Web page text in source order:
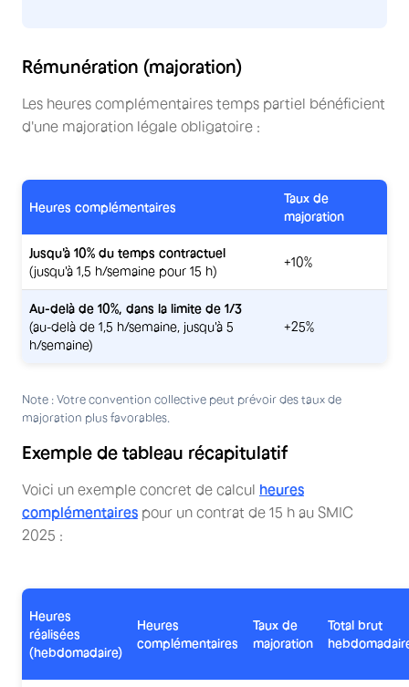
Rémunération (majoration)
Les heures complémentaires temps partiel bénéficient
d'une majoration légale obligatoire :
Heures complémentaires
Taux de
majoration
Jusqu'à 10% du temps contractuel
(jusqu'à 1,5 h/semaine pour 15 h)
+10%
Au-delà de 10%, dans la limite de 1/3
(au-delà de 1,5 h/semaine, jusqu'à 5
h/semaine)
+25%
Note : Votre convention collective peut prévoir des taux de
majoration plus favorables.
Exemple de tableau récapitulatif
Voici un exemple concret de calcul heures
complémentaires pour un contrat de 15 h au SMIC
2025 :
Heures
réalisées
(hebdomadaire)
Heures
complémentaires
Taux de
majoration
Total brut